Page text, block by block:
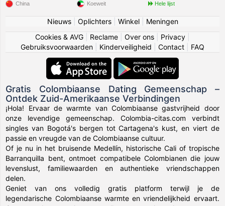
China Koeweit Hele lijst
Nieuws| Oplichters| Winkel| Meningen
Cookies & AVG
Reclame Over ons Privacy
Gebruiksvoorwaarden
Kinderveiligheid Contact FAQ
Gratis Colombiaanse Dating Gemeenschap –
Ontdek Zuid-Amerikaanse Verbindingen
¡Hola! Ervaar de warmte van Colombiaanse gastvrijheid door
onze levendige gemeenschap. Colombia-citas.com verbindt
singles van Bogotá's bergen tot Cartagena's kust, en viert de
passie en vreugde van de Colombiaanse cultuur.
Of je nu in het bruisende Medellín, historische Cali of tropische
Barranquilla bent, ontmoet compatibele Colombianen die jouw
levenslust, familiewaarden en authentieke vriendschappen
delen.
Geniet van ons volledig gratis platform terwijl je de
legendarische Colombiaanse warmte en vriendelijkheid ervaart.